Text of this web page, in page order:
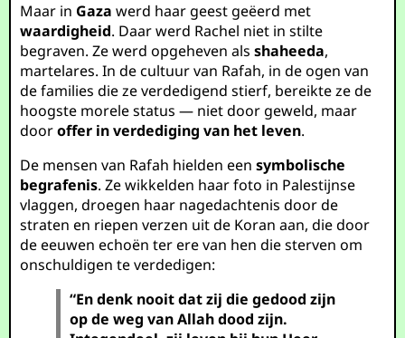
Maar in Gaza werd haar geest geëerd met
waardigheid. Daar werd Rachel niet in stilte
begraven. Ze werd opgeheven alsshaheeda,
martelares. In de cultuur van Rafah, in de ogen van
de families die ze verdedigend stierf, bereikte ze de
hoogste morele status — niet door geweld, maar
dooroffer in verdediging van het leven.
De mensen van Rafah hielden eensymbolische
begrafenis. Ze wikkelden haar foto in Palestijnse
vlaggen, droegen haar nagedachtenis door de
straten en riepen verzen uit de Koran aan, die door
de eeuwen echoën ter ere van hen die sterven om
onschuldigen te verdedigen:
“En denk nooit dat zij die gedood zijn
op de weg van Allah dood zijn.